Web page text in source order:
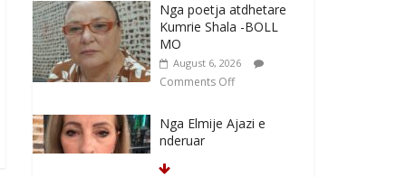
Nga poetja atdhetare
Kumrie Shala -BOLL
MO
August 6, 2026
Comments Off
Nga Elmije Ajazi e
nderuar